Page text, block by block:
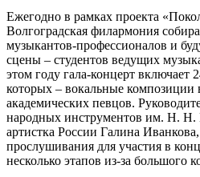
Ежегодно в рамках проекта
Волгоградская филармония
музыкантов-профессионалов и
сцены – студентов ведущих
этом году гала-концерт включает
которых – вокальные
академических певцов.
народных инструментов им. Н. Н.
артистка России Галина
прослушивания для участия в
несколько этапов из-за большого